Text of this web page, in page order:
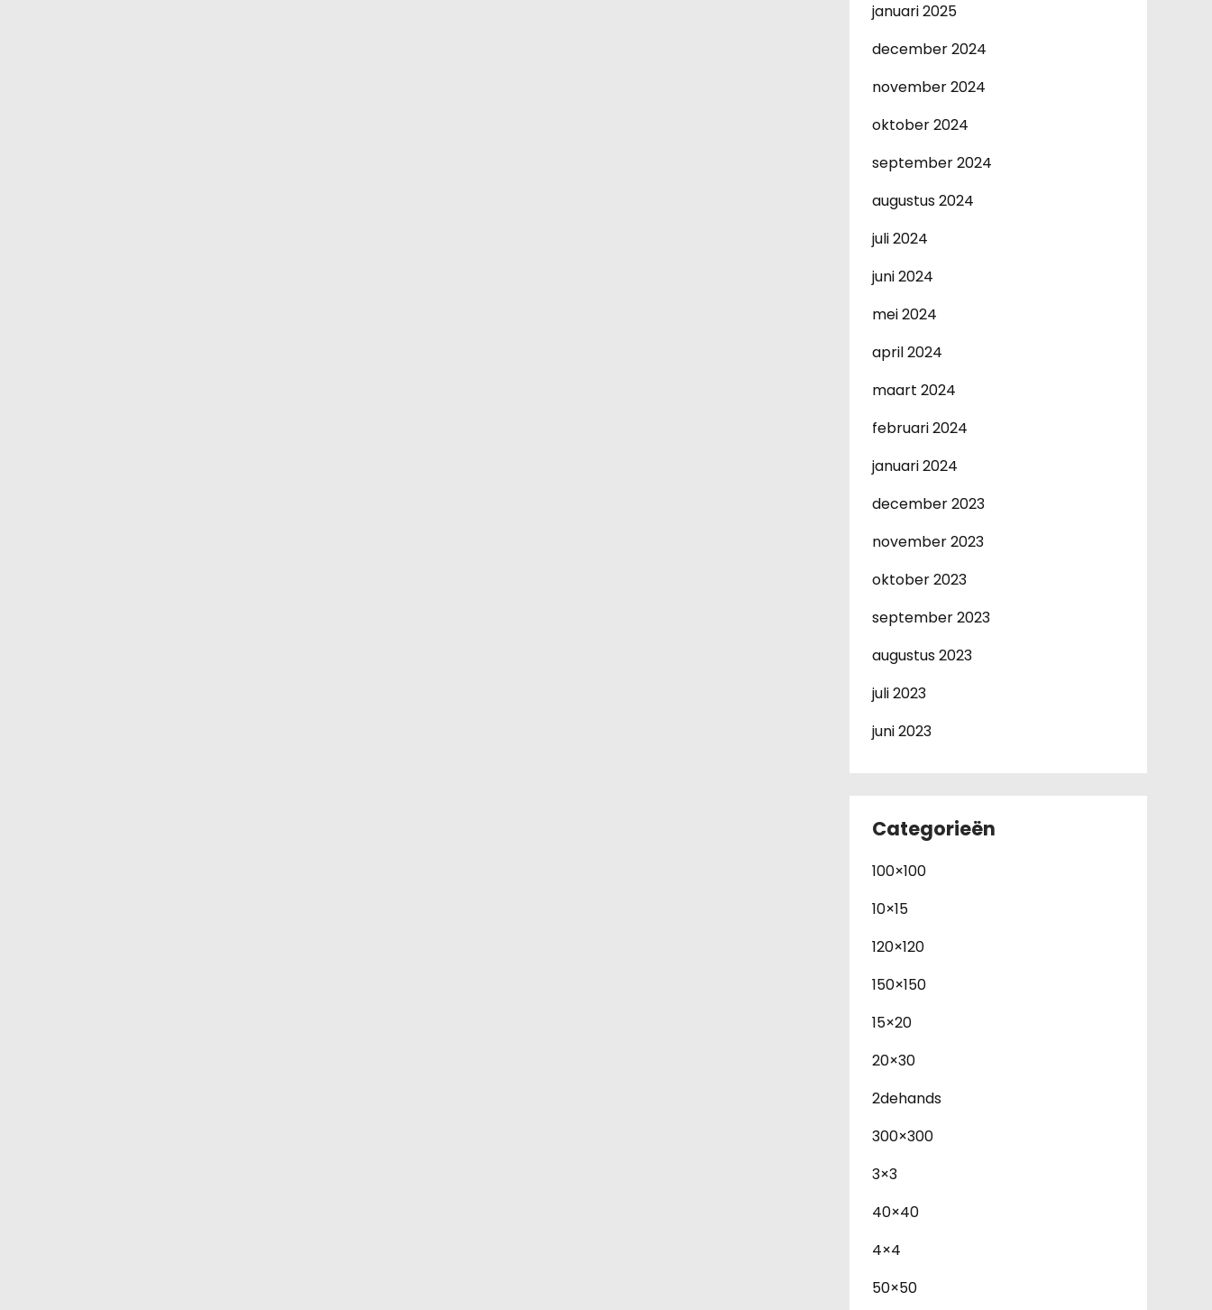
januari 2025
december 2024
november 2024
oktober 2024
september 2024
augustus 2024
juli 2024
juni 2024
mei 2024
april 2024
maart 2024
februari 2024
januari 2024
december 2023
november 2023
oktober 2023
september 2023
augustus 2023
juli 2023
juni 2023
Categorieën
100×100
10×15
120×120
150×150
15×20
20×30
2dehands
300×300
3×3
40×40
4×4
50×50